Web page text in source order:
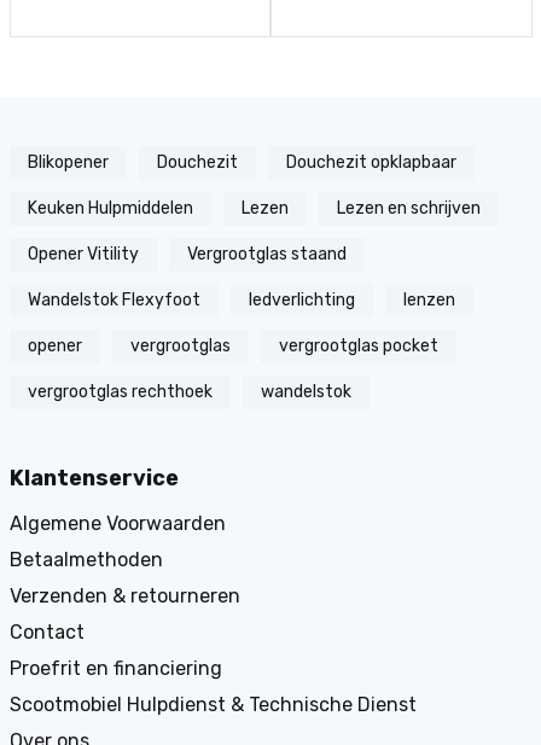
Blikopener Douchezit Douchezit opklapbaar
Keuken Hulpmiddelen Lezen Lezen en schrijven
Opener Vitility Vergrootglas staand
Wandelstok Flexyfoot ledverlichting lenzen
opener vergrootglas vergrootglas pocket
vergrootglas rechthoek wandelstok
Klantenservice
Algemene Voorwaarden
Betaalmethoden
Verzenden & retourneren
Contact
Proefrit en financiering
Scootmobiel Hulpdienst & Technische Dienst